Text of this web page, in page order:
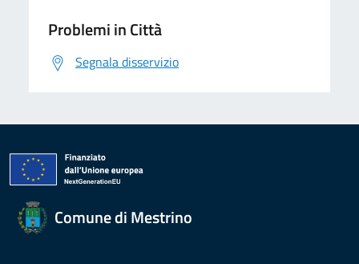
Problemi in Città
Segnala disservizio
Comune di Mestrino